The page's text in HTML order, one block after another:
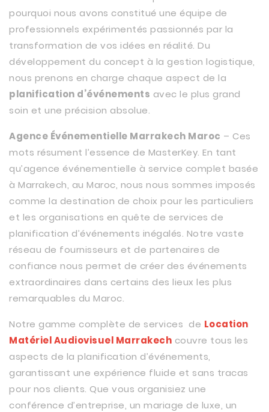
pourquoi nous avons constitué une équipe de
professionnels expérimentés passionnés par la
transformation de vos idées en réalité. Du
développement du concept à la gestion logistique,
nous prenons en charge chaque aspect de la
planification d’événements avec le plus grand
soin et une précision absolue.
Agence Événementielle Marrakech Maroc – Ces
mots résument l’essence de MasterKey. En tant
qu’agence événementielle à service complet basée
à Marrakech, au Maroc, nous nous sommes imposés
comme la destination de choix pour les particuliers
et les organisations en quête de services de
planification d’événements inégalés. Notre vaste
réseau de fournisseurs et de partenaires de
confiance nous permet de créer des événements
extraordinaires dans certains des lieux les plus
remarquables du Maroc.
Notre gamme complète de services de Location
Matériel Audiovisuel Marrakech couvre tous les
aspects de la planification d’événements,
garantissant une expérience fluide et sans tracas
pour nos clients. Que vous organisiez une
conférence d’entreprise, un mariage de luxe, un